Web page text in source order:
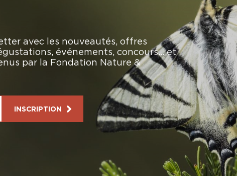
avec les nouveautés, offres
événements, concours… et
par la Fondation Nature &
INSCRIPTION